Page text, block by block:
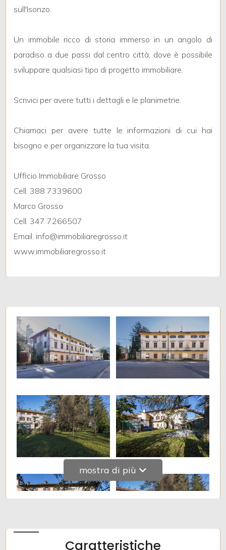
sull'Isonzo.
Un immobile ricco di storia immerso in un angolo di
paradiso a due passi dal centro città, dove è possibile
sviluppare qualsiasi tipo di progetto immobiliare.
Scrivici per avere tutti i dettagli e le planimetrie.
Chiamaci per avere tutte le informazioni di cui hai
bisogno e per organizzare la tua visita.
Ufficio Immobiliare Grosso
Cell. 388 7339600
Marco Grosso
Cell. 347 7266507
Email. info@immobiliaregrosso.it
www.immobiliaregrosso.it
mostra di più
Caratteristiche
Qualsiasi
1
2
3
4
5+
Bagni
minimi
2
3
5
5+
Camere
minime